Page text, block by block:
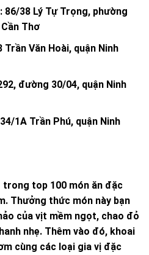
86/38 Lý Tự Trọng, phường
Thơ
Văn Hoài, quận Ninh
đường 30/04, quận Ninh
1A Trần Phú, quận Ninh
trong top 100 món ăn đặc
Thưởng thức món này bạn
của vịt mềm ngọt, chao đỏ
nhẹ. Thêm vào đó, khoai
cùng các loại gia vị đặc